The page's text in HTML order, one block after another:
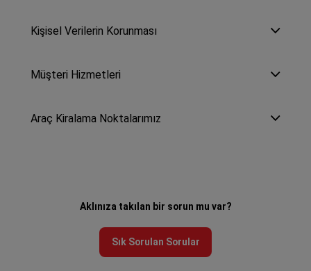
Kişisel Verilerin Korunması
Müşteri Hizmetleri
Araç Kiralama Noktalarımız
Aklınıza takılan bir sorun mu var?
Sık Sorulan Sorular